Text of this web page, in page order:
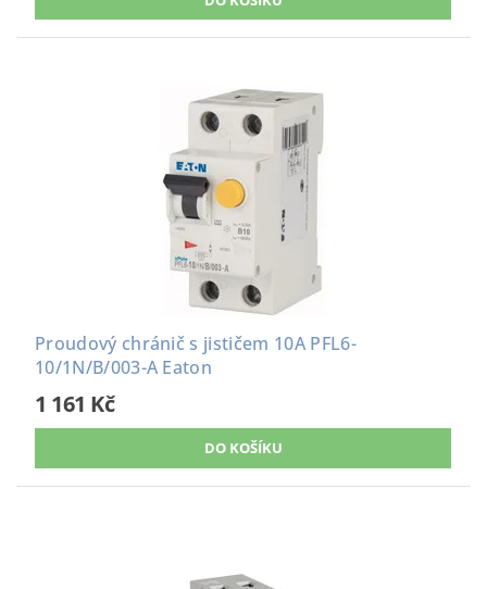
Proudový chránič s jističem 10A PFL6-
10/1N/B/003-A Eaton
1 161 Kč